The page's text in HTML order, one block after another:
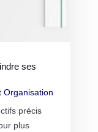
ses
Organisation
précis
plus